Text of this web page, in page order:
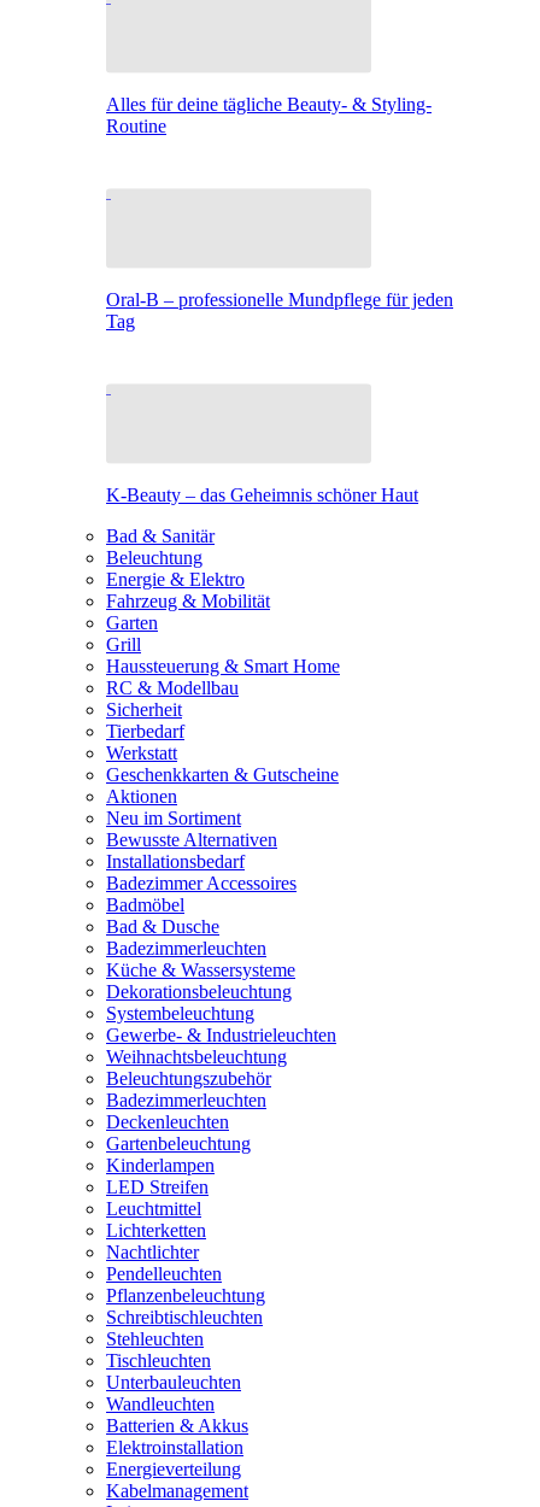
Alles für deine tägliche Beauty- & Styling-
Routine
Oral-B – professionelle Mundpflege für jeden
Tag
K-Beauty – das Geheimnis schöner Haut
Bad & Sanitär
Beleuchtung
Energie & Elektro
Fahrzeug & Mobilität
Garten
Grill
Haussteuerung & Smart Home
RC & Modellbau
Sicherheit
Tierbedarf
Werkstatt
Geschenkkarten & Gutscheine
Aktionen
Neu im Sortiment
Bewusste Alternativen
Installationsbedarf
Badezimmer Accessoires
Badmöbel
Bad & Dusche
Badezimmerleuchten
Küche & Wassersysteme
Dekorationsbeleuchtung
Systembeleuchtung
Gewerbe- & Industrieleuchten
Weihnachtsbeleuchtung
Beleuchtungszubehör
Badezimmerleuchten
Deckenleuchten
Gartenbeleuchtung
Kinderlampen
LED Streifen
Leuchtmittel
Lichterketten
Nachtlichter
Pendelleuchten
Pflanzenbeleuchtung
Schreibtischleuchten
Stehleuchten
Tischleuchten
Unterbauleuchten
Wandleuchten
Batterien & Akkus
Elektroinstallation
Energieverteilung
Kabelmanagement